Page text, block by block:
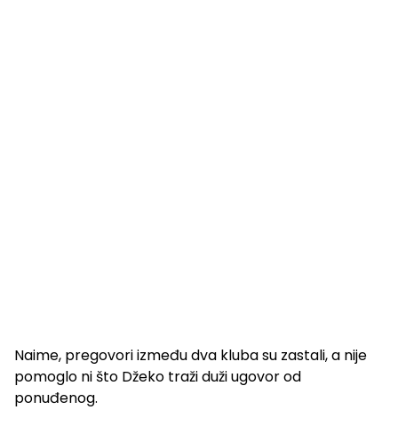
Naime, pregovori između dva kluba su zastali, a nije
pomoglo ni što Džeko traži duži ugovor od
ponuđenog.